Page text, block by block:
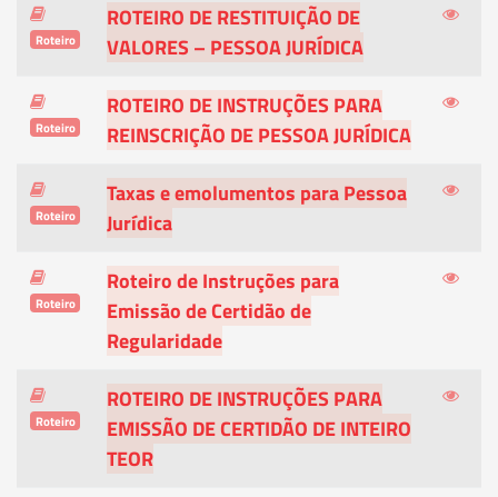
Roteiro
ROTEIRO DE RESTITUIÇÃO DE
VALORES – PESSOA JURÍDICA
Roteiro
ROTEIRO DE INSTRUÇÕES PARA
REINSCRIÇÃO DE PESSOA JURÍDICA
Roteiro
Taxas e emolumentos para Pessoa
Jurídica
Roteiro
Roteiro de Instruções para
Emissão de Certidão de
Regularidade
Roteiro
ROTEIRO DE INSTRUÇÕES PARA
EMISSÃO DE CERTIDÃO DE INTEIRO
TEOR